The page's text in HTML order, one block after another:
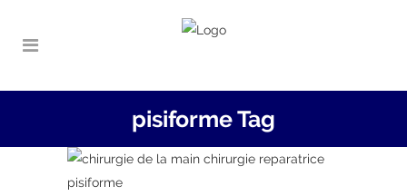
pisiforme Tag